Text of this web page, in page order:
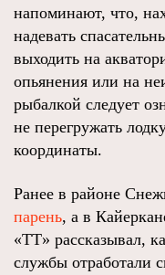
напоминают, что,
надевать
выходить на
опьянения или на
рыбалкой следует
не перегружать
координаты.
Ранее в районе
парень, а в
«ТТ» рассказывал,
службы отработали